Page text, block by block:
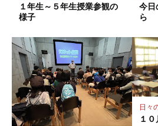
１年生～５年生授業参観の
様子
今日
ら
日々
１０